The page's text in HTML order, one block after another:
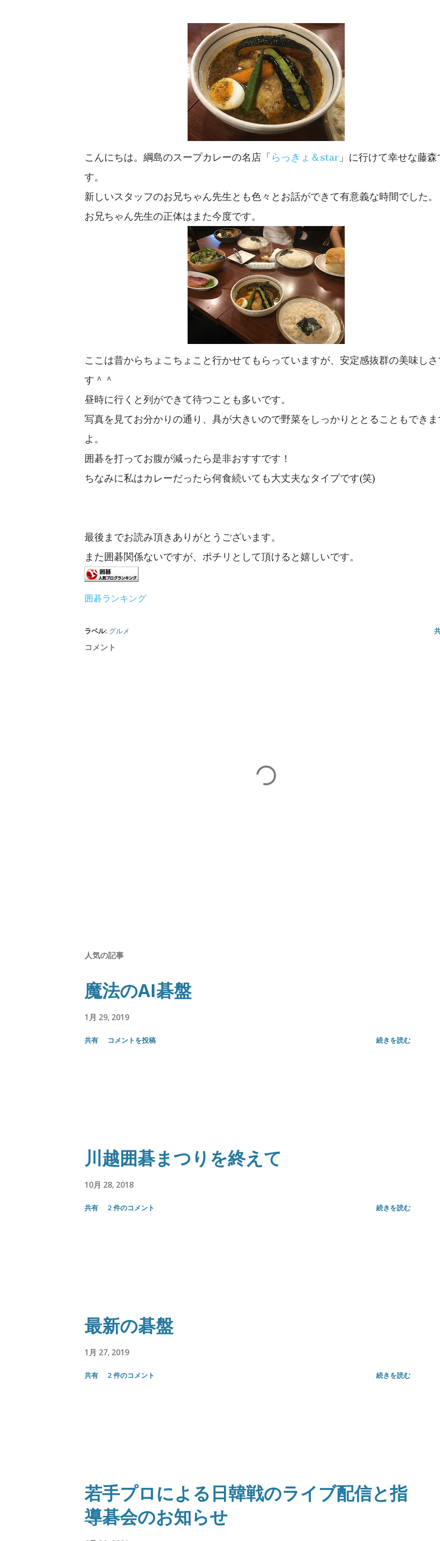
こんにちは。綱島のスープカレーの名店「 らっきょ＆star 」に行けて幸せな藤森
す。
新しいスタッフのお兄ちゃん先生とも色々とお話ができて有意義な時間でした。
お兄ちゃん先生の正体はまた今度です。
ここは昔からちょこちょこと行かせてもらっていますが、安定感抜群の美味し
す＾＾
昼時に行くと列ができて待つことも多いです。
写真を見てお分かりの通り、具が大きいので野菜をしっかりととることもでき
よ。
囲碁を打ってお腹が減ったら是非おすすです！
ちなみに私はカレーだったら何食続いても大丈夫なタイプです(笑)
最後までお読み頂きありがとうございます。
また囲碁関係ないですが、ポチリとして頂けると嬉しいです。
囲碁ランキング
ラベル: グルメ
コメント
人気の記事
魔法のAI碁盤
1月 29, 2019
共有 コメントを投稿 続きを読む
川越囲碁まつりを終えて
10月 28, 2018
共有 2 件のコメント 続きを読む
最新の碁盤
1月 27, 2019
共有 2 件のコメント 続きを読む
若手プロによる日韓戦のライブ配信と指
導碁会のお知らせ